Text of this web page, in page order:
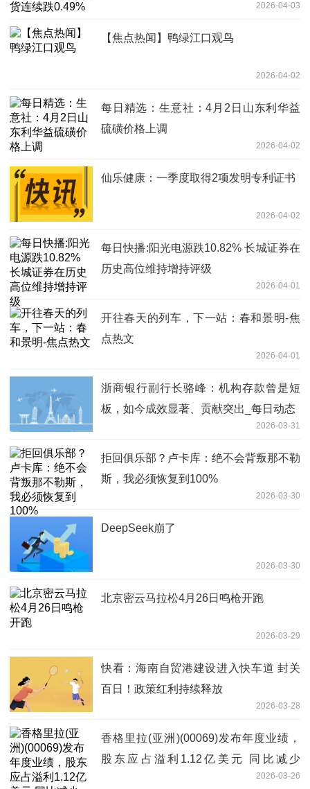
2026-04-03
【焦点热闻】鸭绿江口观鸟
2026-04-02
每日精选：生意社：4月2日山东利华益
硫磺价格上调
2026-04-02
仙乐健康：一季度取得2项发明专利证书
2026-04-02
每日快播:阳光电源跌10.82% 长城证券在
历史高位维持增持评级
2026-04-01
开往春天的列车，下一站：春和景明-焦
点热文
2026-04-01
浙商银行副行长骆峰：机构存款曾是短
板，如今成效显著、贡献突出_每日动态
2026-03-31
拒回俱乐部？卢卡库：绝不会背叛那不勒
斯，我必须恢复到100%
2026-03-30
DeepSeek崩了
2026-03-30
北京密云马拉松4月26日鸣枪开跑
2026-03-29
快看：海南自贸港建设进入快车道 封关
百日！政策红利持续释放
2026-03-28
香格里拉(亚洲)(00069)发布年度业绩，
股东应占溢利1.12亿美元 同比减少
2026-03-26